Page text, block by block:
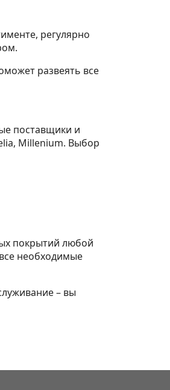
регулярно
развеять все
поставщики и
Millenium. Выбор
покрытий любой
необходимые
– вы